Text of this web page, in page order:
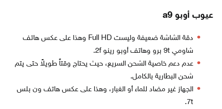
عيوب أوبو a9
دقة الشاشة ضعيفة وليست Full HD وهذا على عكس هاتف
شاومي 9t برو وهاتف أوبو رينو 2f.
عدم دعم خاصية الشحن السريع، حيث يحتاج وقتاً طويلاً حتى يتم
شحن البطارية بالكامل.
الجهاز غير مضاد للماء أو الغبار، وهذا على عكس هاتف ون بلس
7t.